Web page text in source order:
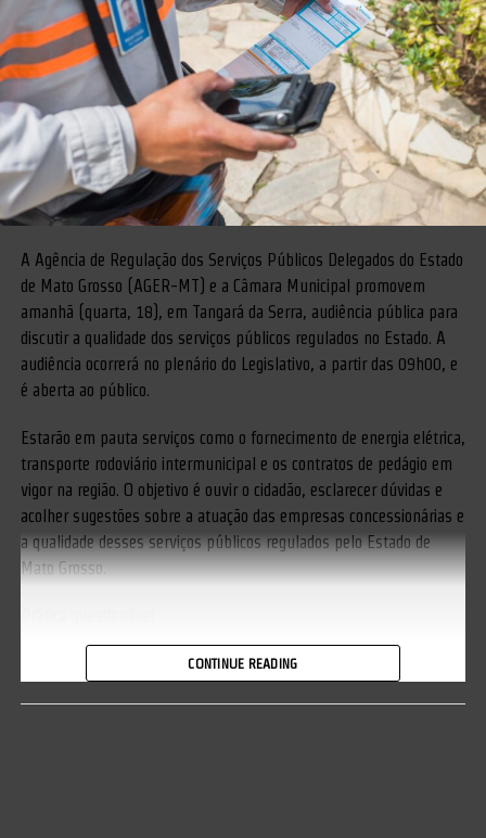
A Agência de Regulação dos Serviços Públicos Delegados do Estado
de Mato Grosso (AGER-MT) e a Câmara Municipal promovem
amanhã (quarta, 18), em Tangará da Serra, audiência pública para
discutir a qualidade dos serviços públicos regulados no Estado. A
audiência ocorrerá no plenário do Legislativo, a partir das 09h00, e
é aberta ao público.
Estarão em pauta serviços como o fornecimento de energia elétrica,
transporte rodoviário intermunicipal e os contratos de pedágio em
vigor na região. O objetivo é ouvir o cidadão, esclarecer dúvidas e
acolher sugestões sobre a atuação das empresas concessionárias e
a qualidade desses serviços públicos regulados pelo Estado de
Mato Grosso.
A audiência oportunizará o questionamento a uma prática que vem
CONTINUE READING